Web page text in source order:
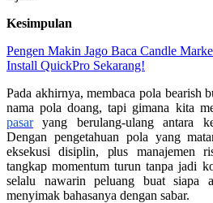
Kesimpulan
Pengen Makin Jago Baca Candle
Install QuickPro Sekarang!
Pada akhirnya, membaca pola bearish
nama pola doang, tapi gimana kita
pasar
yang berulang-ulang antara
Dengan pengetahuan pola yang
eksekusi disiplin, plus manajemen
tangkap momentum turun tanpa jadi
selalu nawarin peluang buat siapa
menyimak bahasanya dengan sabar.